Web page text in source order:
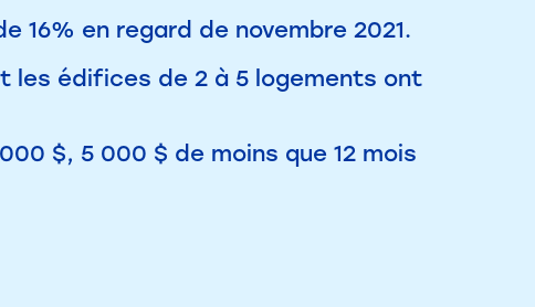
16% en regard de novembre 2021.
les édifices de 2 à 5 logements ont
$, 5 000 $ de moins que 12 mois